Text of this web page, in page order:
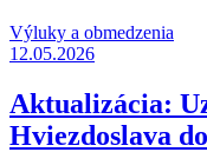
Výluky a obmedzenia
12.05.2026
Aktualizácia:
Hviezdoslava